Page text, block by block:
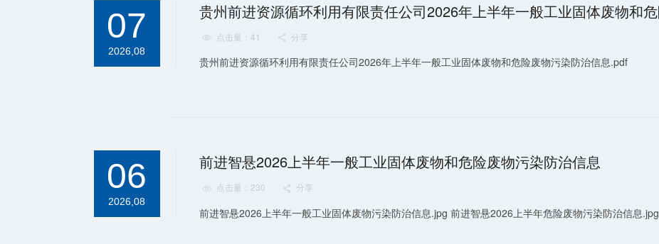
07
2026,08
 点击量：41  分享
贵州前进资源循环利用有限责任公司2026年上半年一般工业固体废物和危险废物污染防治信息.pdf
06
2026,08
前进智悬2026上半年一般工业固体废物和危险废物污染防治信息
 点击量：230  分享
前进智悬2026上半年一般工业固体废物污染防治信息.jpg 前进智悬2026上半年危险废物污染防治信息.jpg